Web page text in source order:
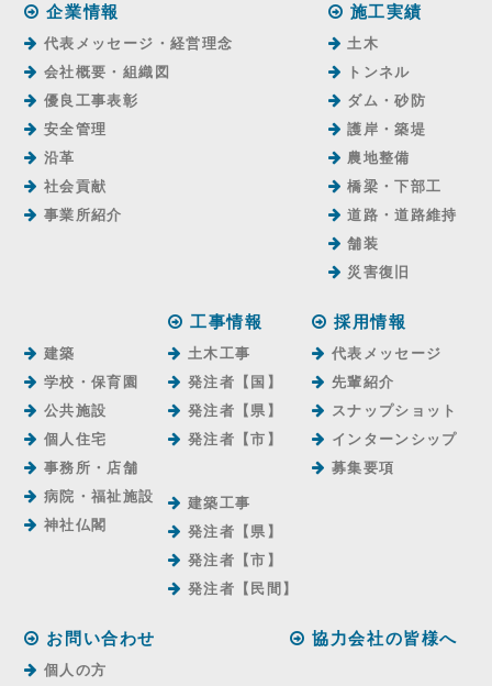
企業情報
代表メッセージ・経営理念
会社概要・組織図
優良工事表彰
安全管理
沿革
社会貢献
事業所紹介
施工実績
土木
トンネル
ダム・砂防
護岸・築堤
農地整備
橋梁・下部工
道路・道路維持
舗装
災害復旧
建築
学校・保育園
公共施設
個人住宅
事務所・店舗
病院・福祉施設
神社仏閣
工事情報
土木工事
発注者【国】
発注者【県】
発注者【市】
建築工事
発注者【県】
発注者【市】
発注者【⺠間】
採用情報
代表メッセージ
先輩紹介
スナップショット
インターンシップ
募集要項
お問い合わせ
個人の方
協力会社の皆様へ